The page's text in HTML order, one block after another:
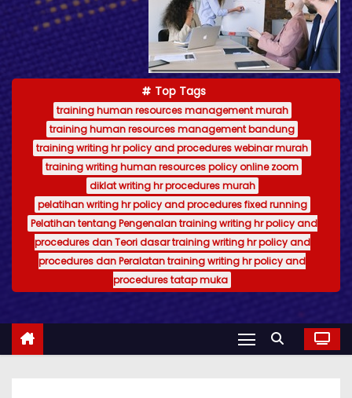
t
Top Tags
training human resources management murah
training human resources management bandung
training writing hr policy and procedures webinar murah
training writing human resources policy online zoom
diklat writing hr procedures murah
pelatihan writing hr policy and procedures fixed running
Pelatihan tentang Pengenalan training writing hr policy and
procedures dan Teori dasar training writing hr policy and
procedures dan Peralatan training writing hr policy and
procedures tatap muka